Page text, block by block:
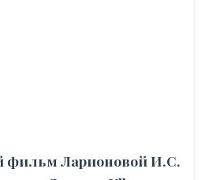
фильм Ларионовой И.С.